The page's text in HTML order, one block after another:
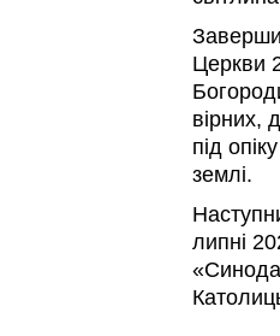
Церкви
вірних,
під
землі.
липні